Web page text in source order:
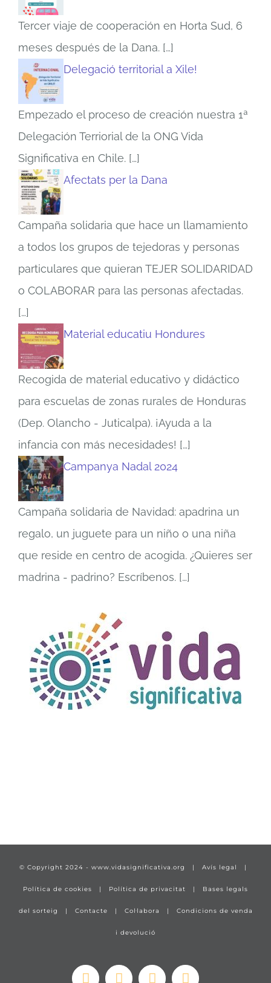
Tercer viaje de cooperación en Horta Sud, 6
meses después de la Dana. […]
Delegació territorial a Xile!
Empezado el proceso de creación nuestra 1ª
Delegación Terriorial de la ONG Vida
Significativa en Chile. […]
Afectats per la Dana
Campaña solidaria que hace un llamamiento
a todos los grupos de tejedoras y personas
particulares que quieran TEJER SOLIDARIDAD
o COLABORAR para las personas afectadas.
[…]
Material educatiu Hondures
Recogida de material educativo y didáctico
para escuelas de zonas rurales de Honduras
(Dep. Olancho - Juticalpa). ¡Ayuda a la
infancia con más necesidades! […]
Campanya Nadal 2024
Campaña solidaria de Navidad: apadrina un
regalo, un juguete para un niño o una niña
que reside en centro de acogida. ¿Quieres ser
madrina - padrino? Escríbenos. […]
© Copyright 2024 - www.vidasignificativa.org | Avís legal |
Política de cookies | Política de privacitat | Bases legals
del sorteig | Contacte | Col·labora | Condicions de venda
i devolució